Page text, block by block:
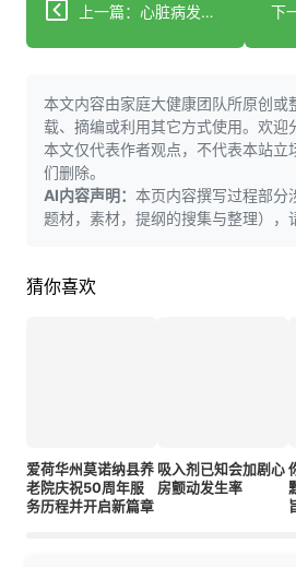
上一篇：心脏病发作可能增加老年人癫痫风险，研究发现
本文内容由家庭大健康团队所原创或
载、摘编或利用其它方式使用。欢迎
本文仅代表作者观点，不代表本站立
们删除。
AI内容声明： 本页内容撰写过程部分
题材，素材，提纲的搜集与整理），
猜你喜欢
爱荷华州莫诺纳县养
老院庆祝50周年服
务历程并开启新篇章
吸入剂已知会加剧心
房颤动发生率